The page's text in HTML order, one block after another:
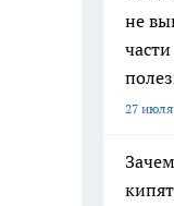
не
27 июля